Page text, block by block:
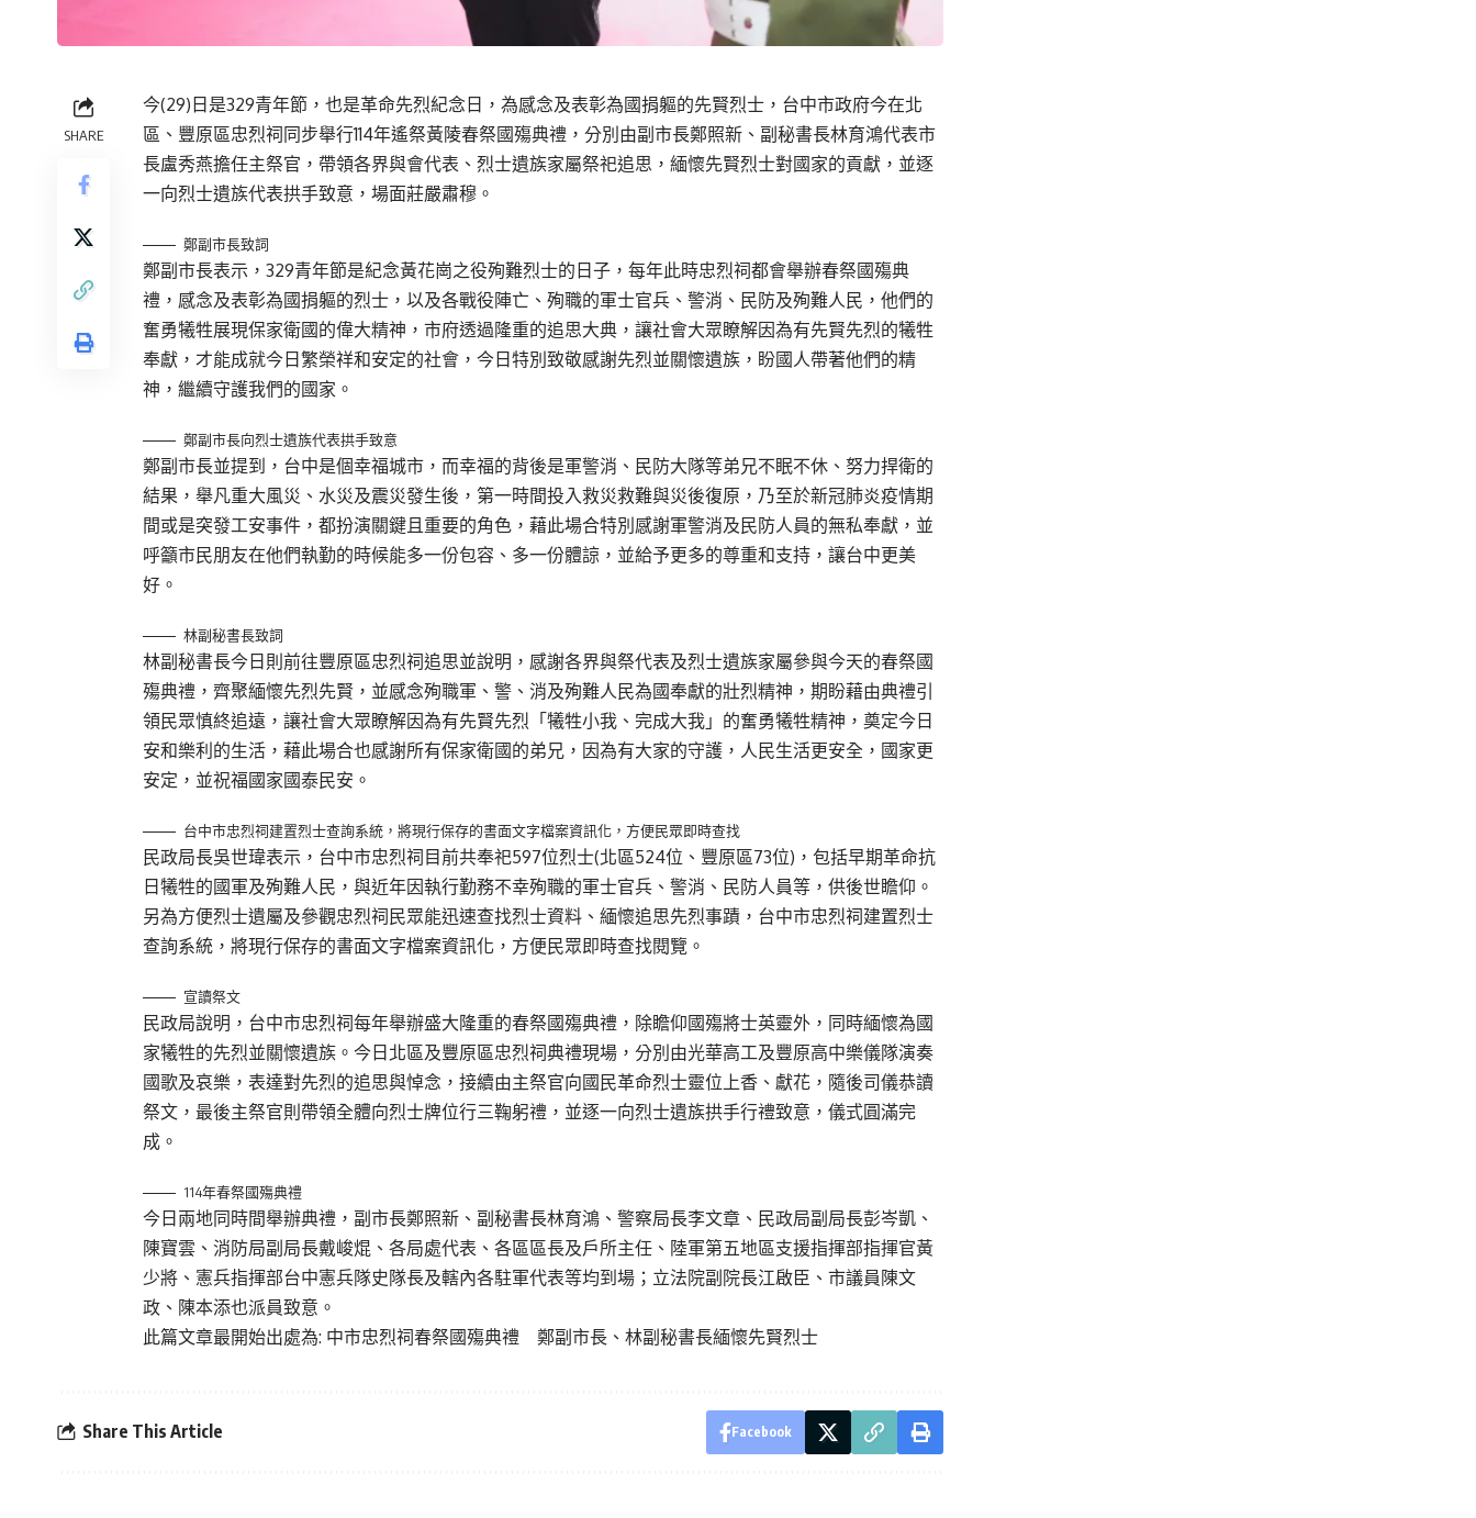
SHARE
今(29)日是329青年節，也是革命先烈紀念日，為感念及表彰為國捐軀的先賢烈士，台中市政府今在北
區、豐原區忠烈祠同步舉行114年遙祭黃陵春祭國殤典禮，分別由副市長鄭照新、副秘書長林育鴻代表市
長盧秀燕擔任主祭官，帶領各界與會代表、烈士遺族家屬祭祀追思，緬懷先賢烈士對國家的貢獻，並逐
一向烈士遺族代表拱手致意，場面莊嚴肅穆。
鄭副市長致詞
鄭副市長表示，329青年節是紀念黃花崗之役殉難烈士的日子，每年此時忠烈祠都會舉辦春祭國殤典
禮，感念及表彰為國捐軀的烈士，以及各戰役陣亡、殉職的軍士官兵、警消、民防及殉難人民，他們的
奮勇犧牲展現保家衛國的偉大精神，市府透過隆重的追思大典，讓社會大眾瞭解因為有先賢先烈的犧牲
奉獻，才能成就今日繁榮祥和安定的社會，今日特別致敬感謝先烈並關懷遺族，盼國人帶著他們的精
神，繼續守護我們的國家。
鄭副市長向烈士遺族代表拱手致意
鄭副市長並提到，台中是個幸福城市，而幸福的背後是軍警消、民防大隊等弟兄不眠不休、努力捍衛的
結果，舉凡重大風災、水災及震災發生後，第一時間投入救災救難與災後復原，乃至於新冠肺炎疫情期
間或是突發工安事件，都扮演關鍵且重要的角色，藉此場合特別感謝軍警消及民防人員的無私奉獻，並
呼籲市民朋友在他們執勤的時候能多一份包容、多一份體諒，並給予更多的尊重和支持，讓台中更美
好。
林副秘書長致詞
林副秘書長今日則前往豐原區忠烈祠追思並說明，感謝各界與祭代表及烈士遺族家屬參與今天的春祭國
殤典禮，齊聚緬懷先烈先賢，並感念殉職軍、警、消及殉難人民為國奉獻的壯烈精神，期盼藉由典禮引
領民眾慎終追遠，讓社會大眾瞭解因為有先賢先烈「犧牲小我、完成大我」的奮勇犧牲精神，奠定今日
安和樂利的生活，藉此場合也感謝所有保家衛國的弟兄，因為有大家的守護，人民生活更安全，國家更
安定，並祝福國家國泰民安。
台中市忠烈祠建置烈士查詢系統，將現行保存的書面文字檔案資訊化，方便民眾即時查找
民政局長吳世瑋表示，台中市忠烈祠目前共奉祀597位烈士(北區524位、豐原區73位)，包括早期革命抗
日犧牲的國軍及殉難人民，與近年因執行勤務不幸殉職的軍士官兵、警消、民防人員等，供後世瞻仰。
另為方便烈士遺屬及參觀忠烈祠民眾能迅速查找烈士資料、緬懷追思先烈事蹟，台中市忠烈祠建置烈士
查詢系統，將現行保存的書面文字檔案資訊化，方便民眾即時查找閱覽。
宣讀祭文
民政局說明，台中市忠烈祠每年舉辦盛大隆重的春祭國殤典禮，除瞻仰國殤將士英靈外，同時緬懷為國
家犧牲的先烈並關懷遺族。今日北區及豐原區忠烈祠典禮現場，分別由光華高工及豐原高中樂儀隊演奏
國歌及哀樂，表達對先烈的追思與悼念，接續由主祭官向國民革命烈士靈位上香、獻花，隨後司儀恭讀
祭文，最後主祭官則帶領全體向烈士牌位行三鞠躬禮，並逐一向烈士遺族拱手行禮致意，儀式圓滿完
成。
114年春祭國殤典禮
今日兩地同時間舉辦典禮，副市長鄭照新、副秘書長林育鴻、警察局長李文章、民政局副局長彭岑凱、
陳寶雲、消防局副局長戴峻焜、各局處代表、各區區長及戶所主任、陸軍第五地區支援指揮部指揮官黃
少將、憲兵指揮部台中憲兵隊史隊長及轄內各駐軍代表等均到場；立法院副院長江啟臣、市議員陳文
政、陳本添也派員致意。
此篇文章最開始出處為: 中市忠烈祠春祭國殤典禮 鄭副市長、林副秘書長緬懷先賢烈士
Share This Article Facebook